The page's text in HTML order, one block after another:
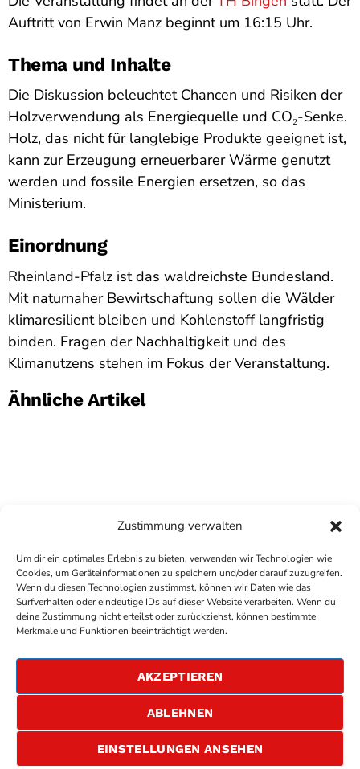
Zustimmung verwalten
Um dir ein optimales Erlebnis zu bieten, verwenden wir Technologien wie
Cookies, um Geräteinformationen zu speichern und/oder darauf zuzugreifen.
Wenn du diesen Technologien zustimmst, können wir Daten wie das
Surfverhalten oder eindeutige IDs auf dieser Website verarbeiten. Wenn du
deine Zustimmung nicht erteilst oder zurückziehst, können bestimmte
Merkmale und Funktionen beeinträchtigt werden.
AKZEPTIEREN
ABLEHNEN
EINSTELLUNGEN ANSEHEN
Auftritt von Erwin Manz beginnt um 16:15 Uhr.
Thema und Inhalte
Die Diskussion beleuchtet Chancen und Risiken der
Holzverwendung als Energiequelle und CO₂-Senke.
Holz, das nicht für langlebige Produkte geeignet ist,
kann zur Erzeugung erneuerbarer Wärme genutzt
werden und fossile Energien ersetzen, so das
Ministerium.
Einordnung
Rheinland-Pfalz ist das waldreichste Bundesland.
Mit naturnaher Bewirtschaftung sollen die Wälder
klimaresilient bleiben und Kohlenstoff langfristig
binden. Fragen der Nachhaltigkeit und des
Klimanutzens stehen im Fokus der Veranstaltung.
Ähnliche Artikel
COPYRIGHTANTENNE BAD KREUZNACH
DATENSCHUTZERKLÄRUNG
ALLGEMEINE GESCHÄFTSBEDINGUNGEN